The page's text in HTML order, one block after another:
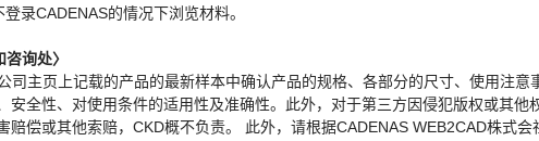
录CADENAS的情况下浏览材料。
询处〉
司主页上记载的产品的最新样本中确认产品的规格、各部分的尺寸、使用注意
安全性、对使用条件的适用性及准确性。此外，对于第三方因侵犯版权或其他
赔偿或其他索赔，CKD概不负责。 此外，请根据CADENAS WEB2CAD株式会